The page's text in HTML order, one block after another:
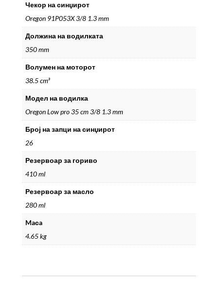
Чекор на синџирот
Oregon 91P053X 3/8 1.3 mm
Должина на водилката
350 mm
Волумен на моторот
38.5 cm³
Модел на водилка
Oregon Low pro 35 cm 3/8 1.3 mm
Број на запци на синџирот
26
Резервоар за гориво
410 ml
Резервоар за масло
280 ml
Maсa
4.65 kg